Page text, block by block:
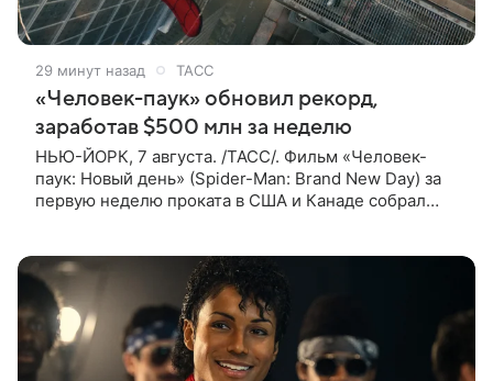
29 минут назад ТАСС
«Человек-паук» обновил рекорд,
заработав $500 млн за неделю
НЬЮ-ЙОРК, 7 августа. /ТАСС/. Фильм «Человек-
паук: Новый день» (Spider-Man: Brand New Day) за
первую неделю проката в США и Канаде собрал